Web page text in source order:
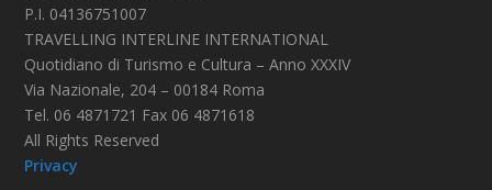
P.I. 04136751007
TRAVELLING INTERLINE INTERNATIONAL
Quotidiano di Turismo e Cultura – Anno XXXIV
Via Nazionale, 204 – 00184 Roma
Tel. 06 4871721 Fax 06 4871618
All Rights Reserved
Privacy